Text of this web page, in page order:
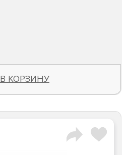
В КОРЗИНУ